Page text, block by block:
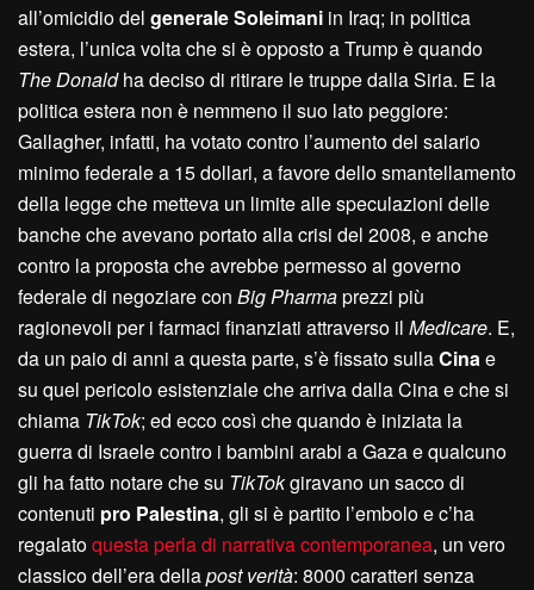
all’omicidio del generale Soleimani in Iraq; in politica
estera, l’unica volta che si è opposto a Trump è quando
The Donaldha deciso di ritirare le truppe dalla Siria. E la
politica estera non è nemmeno il suo lato peggiore:
Gallagher, infatti, ha votato contro l’aumento del salario
minimo federale a 15 dollari, a favore dello smantellamento
della legge che metteva un limite alle speculazioni delle
banche che avevano portato alla crisi del 2008, e anche
contro la proposta che avrebbe permesso al governo
federale di negoziare con Big Pharmaprezzi più
ragionevoli per i farmaci finanziati attraverso il Medicare. E,
da un paio di anni a questa parte, s’è fissato sullaCinae
su quel pericolo esistenziale che arriva dalla Cina e che si
chiama TikTok; ed ecco così che quando è iniziata la
guerra di Israele contro i bambini arabi a Gaza e qualcuno
gli ha fatto notare che su TikTokgiravano un sacco di
contenuti pro Palestina, gli si è partito l’embolo e c’ha
regalatoquesta perla di narrativa contemporanea, un vero
classico dell’era dellapost verità: 8000 caratteri senza